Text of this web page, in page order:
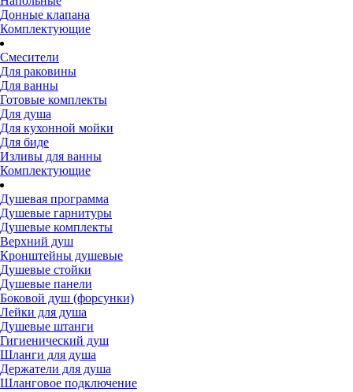
Донные клапана
Комплектующие
Смесители
Для раковины
Для ванны
Готовые комплекты
Для душа
Для кухонной мойки
Для биде
Изливы для ванны
Комплектующие
Душевая программа
Душевые гарнитуры
Душевые комплекты
Верхний душ
Кронштейны душевые
Душевые стойки
Душевые панели
Боковой душ (форсунки)
Лейки для душа
Душевые штанги
Гигиенический душ
Шланги для душа
Держатели для душа
Шланговое подключение